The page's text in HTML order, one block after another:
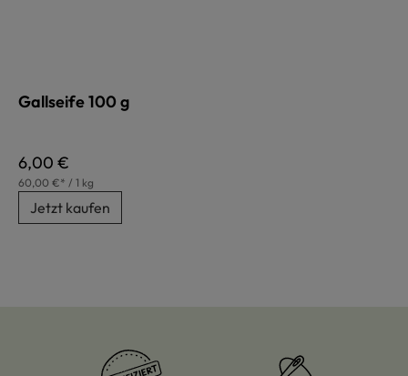
Gallseife 100 g
Regulärer Preis:
6,00 €
60,00 €* / 1 kg
Jetzt kaufen